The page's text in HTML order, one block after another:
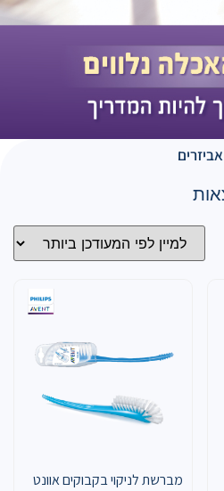
אביזרים
מברשת לניקוי בקבוקים אוונט